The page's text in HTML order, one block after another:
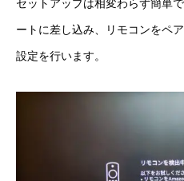
セットアップは相変わらず簡単
ートに差し込み、リモコンをペ
設定を行います。